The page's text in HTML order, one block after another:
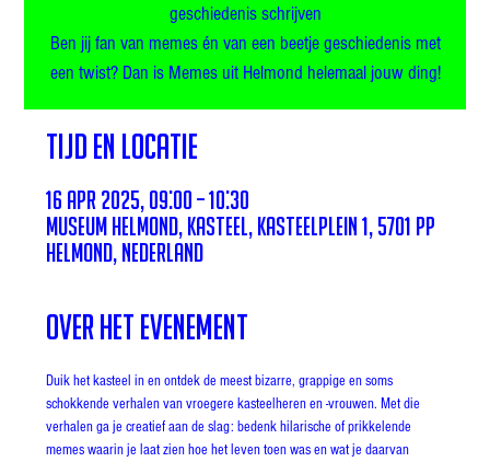
geschiedenis schrijven
Ben jij fan van memes én van een beetje geschiedenis met
een twist? Dan is Memes uit Helmond helemaal jouw ding!
Tijd en locatie
16 apr 2025, 09:00 – 10:30
Museum Helmond, Kasteel, Kasteelplein 1, 5701 PP
Helmond, Nederland
Over het evenement
Duik het kasteel in en ontdek de meest bizarre, grappige en soms
schokkende verhalen van vroegere kasteelheren en -vrouwen. Met die
verhalen ga je creatief aan de slag: bedenk hilarische of prikkelende
memes waarin je laat zien hoe het leven toen was en wat je daarvan